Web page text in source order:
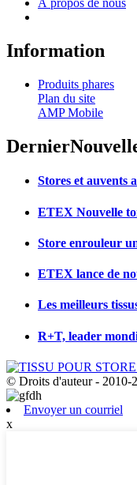
À propos de nous
Information
Produits phares
Plan du site
AMP Mobile
Dernier
Stores et auvents
ETEX Nouvelle
Store enrouleur
ETEX lance de
Les meilleurs
R+T, leader
© Droits d'auteur - 2010-
Envoyer un courriel
x